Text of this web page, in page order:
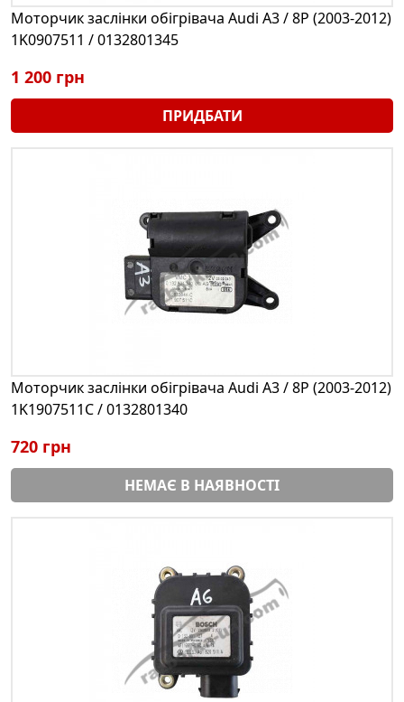
Моторчик заслінки обігрівача Audi A3 / 8P (2003-2012)
1K0907511 / 0132801345
1 200 грн
ПРИДБАТИ
Моторчик заслінки обігрівача Audi A3 / 8P (2003-2012)
1K1907511C / 0132801340
720 грн
НЕМАЄ В НАЯВНОСТІ